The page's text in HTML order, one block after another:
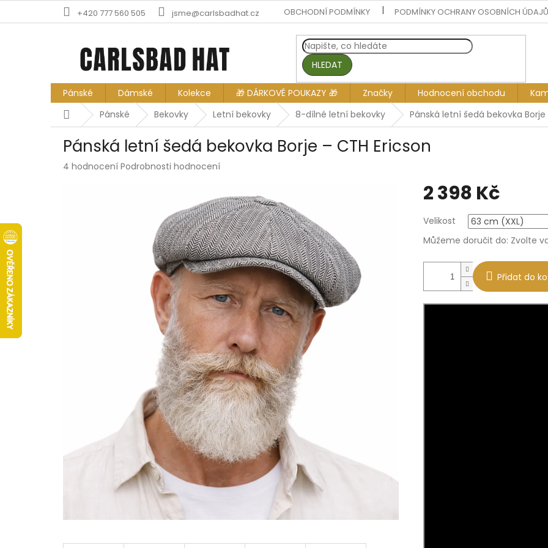
+420 777 560 505 jsme@carlsbadhat.cz OBCHODNÍ PODMÍNKY PODMÍNKY OCHRANY OSOBNÍCH
HLEDAT
Pánské Dámské Kolekce 🎁 DÁRKOVÉ POUKAZY 🎁 Značky Hodnocení obchodu
DomůPánské Bekovky Letní bekovky 8-dílné letní bekovky Pánská letní šedá bekovka Borje
Pánská letní šedá bekovka Borje – CTH Ericson
Průměrné
4 hodnocení Podrobnosti hodnocení
2 398 Kč
cena:
Velikost
Můžeme doručit do: Zvolte
Přidat do